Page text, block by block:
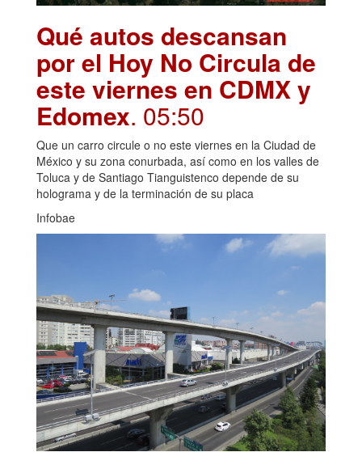
Qué autos descansan
por el Hoy No Circula de
este viernes en CDMX y
Edomex. 05:50
Que un carro circule o no este viernes en la Ciudad de
México y su zona conurbada, así como en los valles de
Toluca y de Santiago Tianguistenco depende de su
holograma y de la terminación de su placa
Infobae